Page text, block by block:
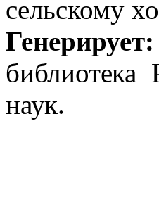
сельскому
Генерирует:
библиотека
наук.